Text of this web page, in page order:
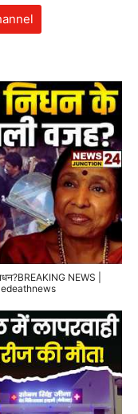
NEWS |